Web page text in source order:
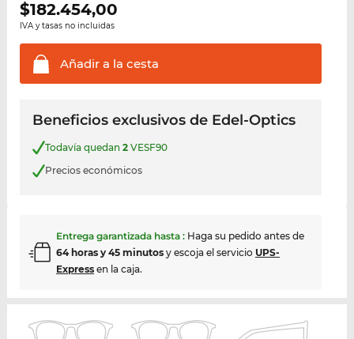
$182.454,00
IVA y tasas no incluidas
Añadir a la cesta
Beneficios exclusivos de Edel-Optics
Todavía quedan 2VESF90
Precios económicos
Entrega garantizada hasta : Haga su pedido antes de
64 horas y 45 minutosy escoja el servicio UPS-
Expressen la caja.